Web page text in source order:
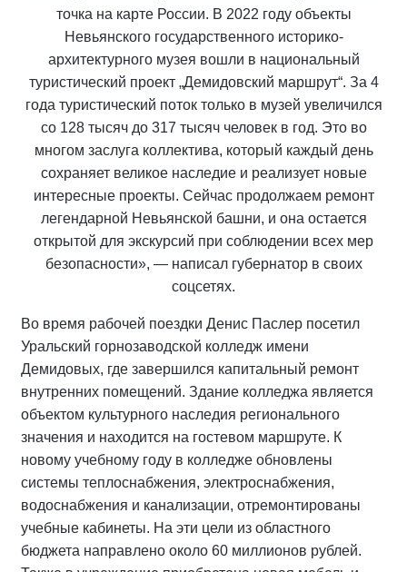
точка на карте России. В 2022 году объекты
Невьянского государственного историко-
архитектурного музея вошли в национальный
туристический проект „Демидовский маршрут“. За 4
года туристический поток только в музей увеличился
со 128 тысяч до 317 тысяч человек в год. Это во
многом заслуга коллектива, который каждый день
сохраняет великое наследие и реализует новые
интересные проекты. Сейчас продолжаем ремонт
легендарной Невьянской башни, и она остается
открытой для экскурсий при соблюдении всех мер
безопасности», — написал губернатор в своих
соцсетях.
Во время рабочей поездки Денис Паслер посетил
Уральский горнозаводской колледж имени
Демидовых, где завершился капитальный ремонт
внутренних помещений. Здание колледжа является
объектом культурного наследия регионального
значения и находится на гостевом маршруте. К
новому учебному году в колледже обновлены
системы теплоснабжения, электроснабжения,
водоснабжения и канализации, отремонтированы
учебные кабинеты. На эти цели из областного
бюджета направлено около 60 миллионов рублей.